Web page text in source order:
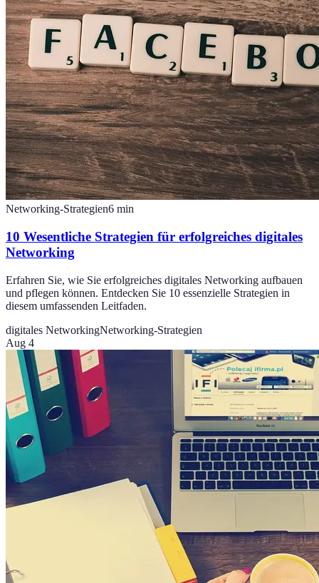
Networking-Strategien6 min
10 Wesentliche Strategien für erfolgreiches digitales
Networking
Erfahren Sie, wie Sie erfolgreiches digitales Networking aufbauen
und pflegen können. Entdecken Sie 10 essenzielle Strategien in
diesem umfassenden Leitfaden.
digitales NetworkingNetworking-Strategien
Aug 4